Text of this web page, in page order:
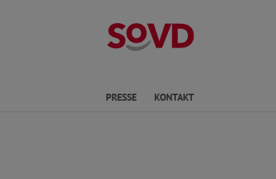
Kreisverband
PRESSE KONTAKT